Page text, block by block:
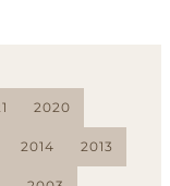
2020
2014 2013